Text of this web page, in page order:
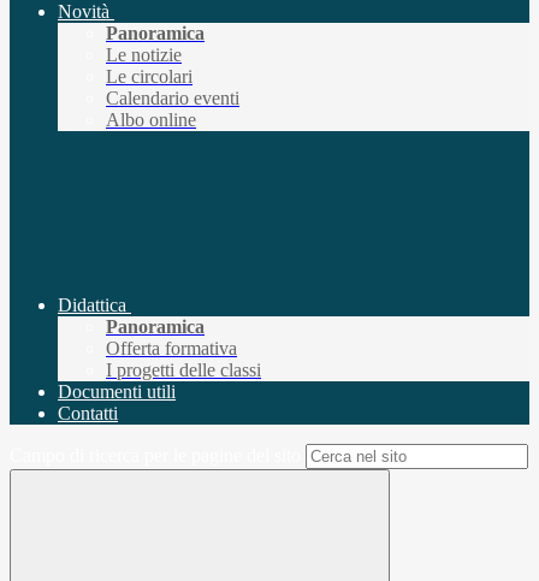
Novità
Panoramica
Le notizie
Le circolari
Calendario eventi
Albo online
Didattica
Panoramica
Offerta formativa
I progetti delle classi
Documenti utili
Contatti